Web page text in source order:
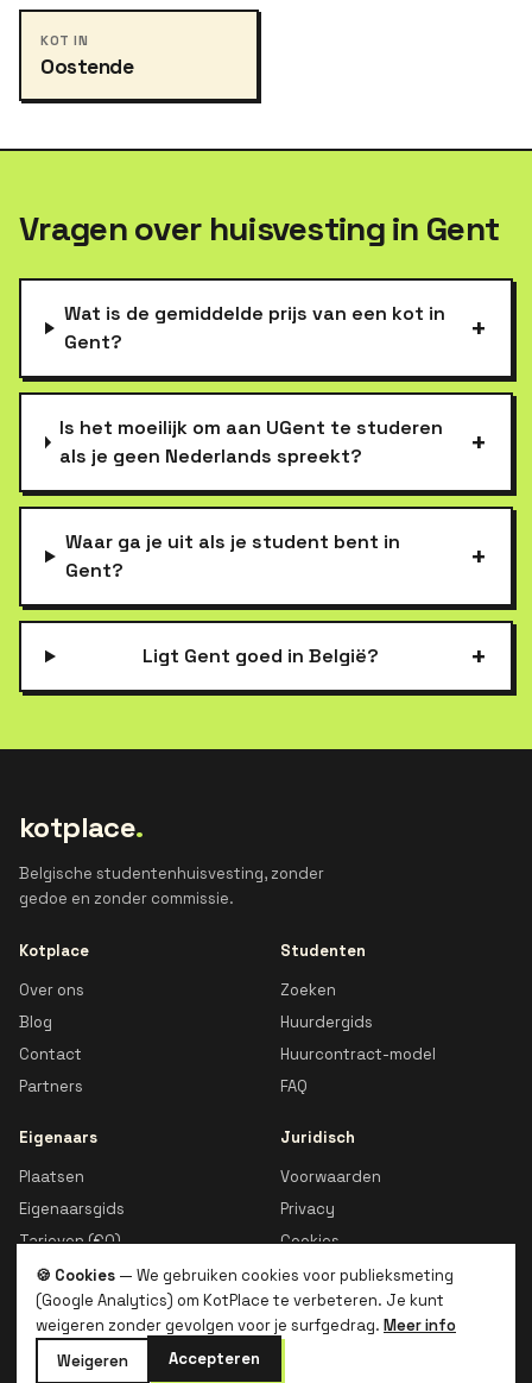
KOT IN
Oostende
Vragen over huisvesting in Gent
Wat is de gemiddelde prijs van een kot in
Gent?
+
Is het moeilijk om aan UGent te studeren
als je geen Nederlands spreekt?
+
Waar ga je uit als je student bent in
Gent?
+
Ligt Gent goed in België? +
kotplace.
Belgische studentenhuisvesting, zonder
gedoe en zonder commissie.
Kotplace
Over ons
Blog
Contact
Partners
Studenten
Zoeken
Huurdergids
Huurcontract-model
FAQ
Eigenaars
Plaatsen
Eigenaarsgids
Tarieven (€0)
Juridisch
Voorwaarden
Privacy
Cookies
© 2026 Kotplace · Made in Belgium 🇧🇪
FR 🇬🇧EN 🇧🇪NL 🇮🇹IT
🍪 Cookies — We gebruiken cookies voor publieksmeting
(Google Analytics) om KotPlace te verbeteren. Je kunt
weigeren zonder gevolgen voor je surfgedrag. Meer info
Weigeren
Accepteren